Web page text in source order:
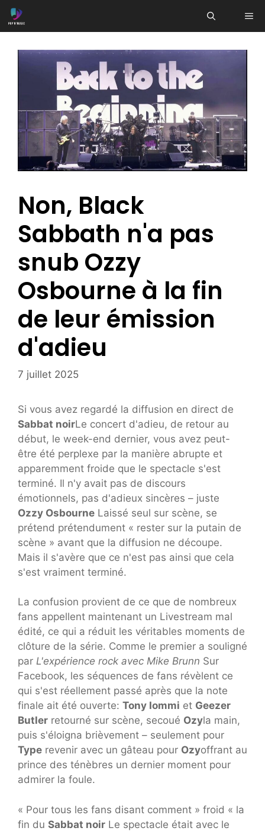
Aller
au
Non, Black
Sabbath n'a pas
snub Ozzy
Osbourne à la fin
de leur émission
d'adieu
7 juillet 2025
Si vous avez regardé la diffusion en direct de
Sabbat noirLe concert d'adieu, de retour au
début, le week-end dernier, vous avez peut-
être été perplexe par la manière abrupte et
apparemment froide que le spectacle s'est
terminé. Il n'y avait pas de discours
émotionnels, pas d'adieux sincères – juste
Ozzy Osbourne Laissé seul sur scène, se
prétend prétendument « rester sur la putain de
scène » avant que la diffusion ne découpe.
Mais il s'avère que ce n'est pas ainsi que cela
s'est vraiment terminé.
La confusion provient de ce que de nombreux
fans appellent maintenant un Livestream mal
édité, ce qui a réduit les véritables moments de
clôture de la série. Comme le premier a souligné
par L'expérience rock avec Mike Brunn Sur
Facebook, les séquences de fans révèlent ce
qui s'est réellement passé après que la note
finale ait été ouverte: Tony Iommi et Geezer
Butler retourné sur scène, secoué Ozyla main,
puis s'éloigna brièvement – seulement pour
Type revenir avec un gâteau pour Ozyoffrant au
prince des ténèbres un dernier moment pour
admirer la foule.
« Pour tous les fans disant comment » froid « la
fin du Sabbat noir Le spectacle était avec le